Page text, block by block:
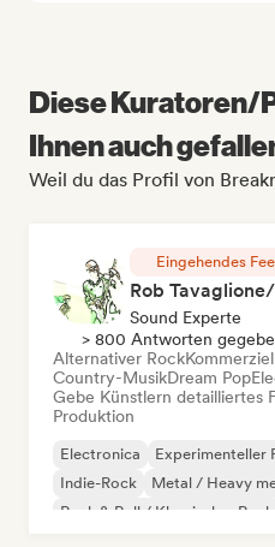
Diese Kuratoren/
Ihnen auch
Weil du das Profil von
Eingehendes
Rob
Sound Experte
> 800 Antworten
Alternativer Rock
Country-MusikDream Pop
Gebe Künstlern detailliertes
Produktion
Electronica Experimenteller
Indie-Rock
Metal / Heavy
Rock & Roll / Klassischer Rock